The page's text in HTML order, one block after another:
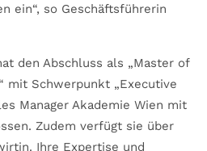
ein“, so Geschäftsführerin
den Abschluss als „Master of
mit Schwerpunkt „Executive
Manager Akademie Wien mit
Zudem verfügt sie über
Ihre Expertise und